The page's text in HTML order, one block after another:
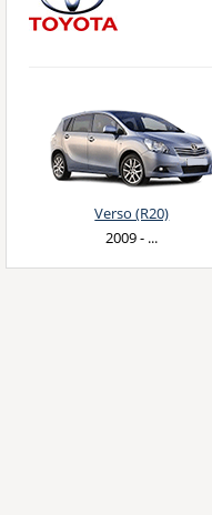
Verso (R20)
2009 - ...